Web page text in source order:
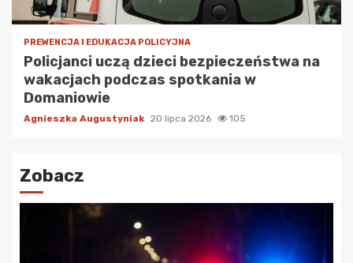
PREWENCJA I EDUKACJA POLICYJNA
Policjanci uczą dzieci bezpieczeństwa na
wakacjach podczas spotkania w
Domaniowie
Agnieszka Augustyniak 20 lipca 2026 105
Zobacz